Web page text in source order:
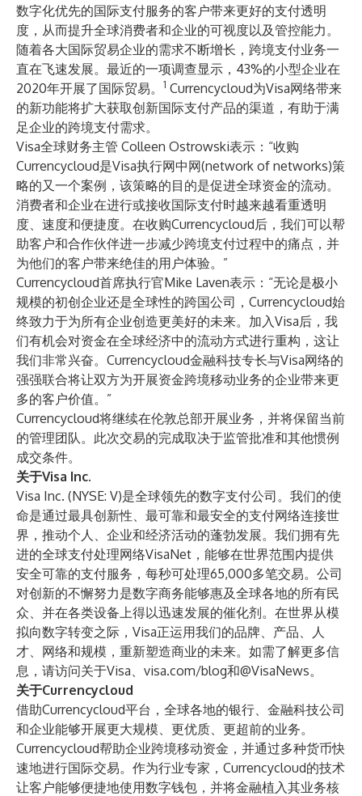
数字化优先的国际支付服务的客户带来更好的支付透明
度，从而提升全球消费者和企业的可视度以及管控能力。
随着各大国际贸易企业的需求不断增长，跨境支付业务一
直在飞速发展。最近的一项调查显示，43%的小型企业在
2020年开展了国际贸易。
1 Currencycloud为Visa网络带来
的新功能将扩大获取创新国际支付产品的渠道，有助于满
足企业的跨境支付需求。
Visa全球财务主管 Colleen Ostrowski表示：“收购
Currencycloud是Visa执行网中网(network of networks)策
略的又一个案例，该策略的目的是促进全球资金的流动。
消费者和企业在进行或接收国际支付时越来越看重透明
度、速度和便捷度。在收购Currencycloud后，我们可以帮
助客户和合作伙伴进一步减少跨境支付过程中的痛点，并
为他们的客户带来绝佳的用户体验。”
Currencycloud首席执行官Mike Laven表示：“无论是极小
规模的初创企业还是全球性的跨国公司，Currencycloud始
终致力于为所有企业创造更美好的未来。加入Visa后，我
们有机会对资金在全球经济中的流动方式进行重构，这让
我们非常兴奋。Currencycloud金融科技专长与Visa网络的
强强联合将让双方为开展资金跨境移动业务的企业带来更
多的客户价值。”
Currencycloud将继续在伦敦总部开展业务，并将保留当前
的管理团队。此次交易的完成取决于监管批准和其他惯例
成交条件。
关于Visa Inc.
Visa Inc. (NYSE: V)是全球领先的数字支付公司。我们的使
命是通过最具创新性、最可靠和最安全的支付网络连接世
界，推动个人、企业和经济活动的蓬勃发展。我们拥有先
进的全球支付处理网络VisaNet，能够在世界范围内提供
安全可靠的支付服务，每秒可处理65,000多笔交易。公司
对创新的不懈努力是数字商务能够惠及全球各地的所有民
众、并在各类设备上得以迅速发展的催化剂。在世界从模
拟向数字转变之际，Visa正运用我们的品牌、产品、人
才、网络和规模，重新塑造商业的未来。如需了解更多信
息，请访问关于Visa、 visa.com/blog和@VisaNews。
关于Currencycloud
借助Currencycloud平台，全球各地的银行、金融科技公司
和企业能够开展更大规模、更优质、更超前的业务。
Currencycloud帮助企业跨境移动资金，并通过多种货币快
速地进行国际交易。作为行业专家，Currencycloud的技术
让客户能够便捷地使用数字钱包，并将金融植入其业务核